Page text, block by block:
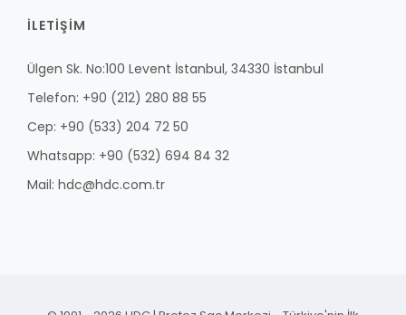
İLETİŞİM
Ülgen Sk. No:100 Levent İstanbul, 34330 İstanbul
Telefon: +90 (212) 280 88 55
Cep: +90 (533) 204 72 50
Whatsapp: +90 (532) 694 84 32
Mail: hdc@hdc.com.tr